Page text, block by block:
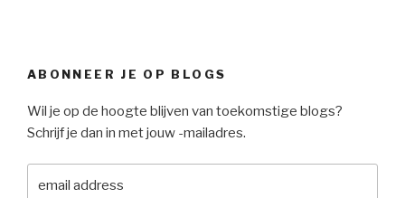
ABONNEER JE OP BLOGS
Wil je op de hoogte blijven van toekomstige blogs?
Schrijf je dan in met jouw -mailadres.